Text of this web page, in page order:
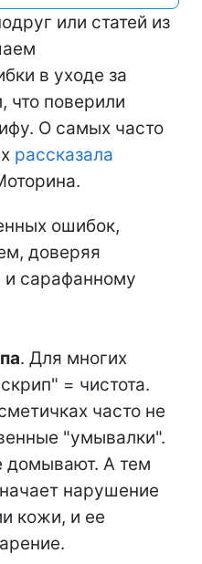
или статей из
в уходе за
что поверили
О самых часто
рассказала
ошибок,
доверяя
и сарафанному
. Для многих
= чистота.
часто не
"умывалки".
домывают. А тем
нарушение
кожи, и ее